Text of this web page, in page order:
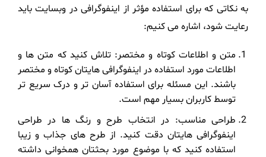
به نکاتی که برای استفاده مؤثر از اینفوگرافی در وبسایت باید
رعایت شود، اشاره می کنیم:
متن و اطلاعات کوتاه و مختصر: تلاش کنید که متن ها و
اطلاعات مورد استفاده در اینفوگرافی هایتان کوتاه و مختصر
باشند. این مسئله برای استفاده آسان تر و درک سریع تر
توسط کاربران بسیار مهم است.
طراحی مناسب: در انتخاب طرح و رنگ ها در طراحی
اینفوگرافی هایتان دقت کنید. از طرح های جذاب و زیبا
استفاده کنید که با موضوع مورد بحثتان همخوانی داشته